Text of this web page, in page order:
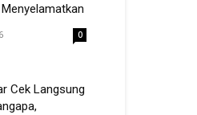
0
Cek Langsung